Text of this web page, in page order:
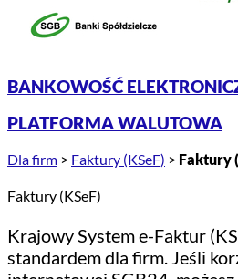
BANKOWOŚĆ
PLATFORMA WALUTOWA
Dla firm > Faktury (KSeF) > Faktury
Faktury (KSeF)
Krajowy System e-Faktur
standardem dla firm. Jeśli